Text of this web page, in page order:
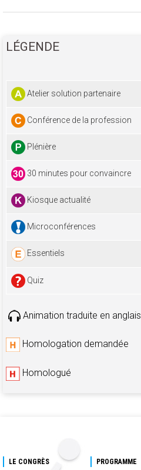
LÉGENDE
Atelier solution partenaire
Conférence de la profession
Plénière
30 minutes pour convaincre
Kiosque actualité
Microconférences
Essentiels
Quiz
Animation traduite en anglais
Homologation demandée
Homologué
LE CONGRÈS
PROGRAMME